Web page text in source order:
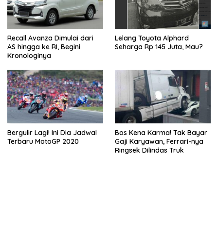
Recall Avanza Dimulai dari
AS hingga ke RI, Begini
Kronologinya
Lelang Toyota Alphard
Seharga Rp 145 Juta, Mau?
Bergulir Lagi! Ini Dia Jadwal
Terbaru MotoGP 2020
Bos Kena Karma! Tak Bayar
Gaji Karyawan, Ferrari-nya
Ringsek Dilindas Truk